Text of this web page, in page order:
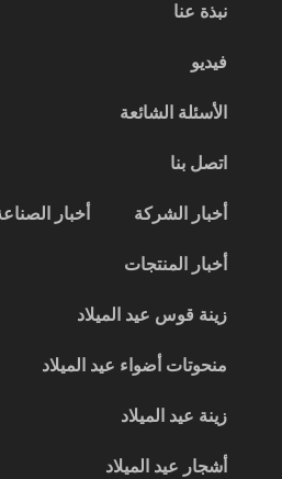
نبذة عنا
فيديو
الأسئلة الشائعة
اتصل بنا
أخبار الشركة أخبار الصناعة
أخبار المنتجات
زينة قوس عيد الميلاد
منحوتات أضواء عيد الميلاد
زينة عيد الميلاد
أشجار عيد الميلاد